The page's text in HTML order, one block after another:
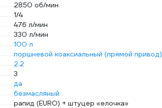
2850 об/мин
1/4
476 л/мин
330 л/мин
100 л
поршневой коаксиальный (прямой привод)
2.2
3
да
безмасляный
рапид (EURO) + штуцер «елочка»